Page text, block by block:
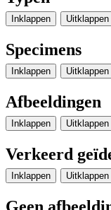
Inklappen Uitklappen
Specimens
Inklappen Uitklappen
Afbeeldingen
Inklappen Uitklappen
Verkeerd
Inklappen Uitklappen